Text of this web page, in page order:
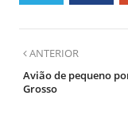
ANTERIOR
Avião de pequeno
Grosso